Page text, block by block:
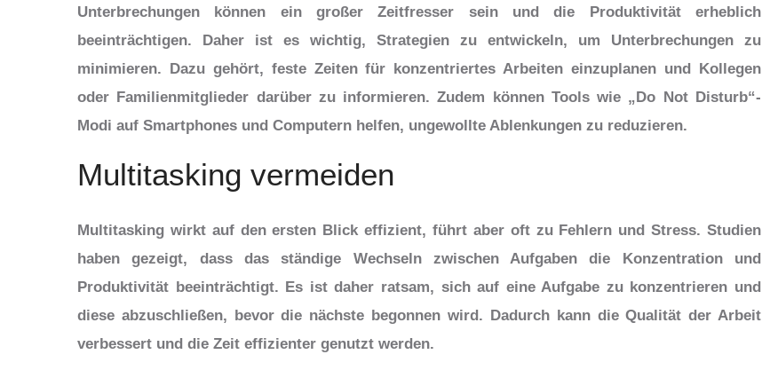
Unterbrechungen können ein großer Zeitfresser sein und die Produktivität erheblich
beeinträchtigen. Daher ist es wichtig, Strategien zu entwickeln, um Unterbrechungen zu
minimieren. Dazu gehört, feste Zeiten für konzentriertes Arbeiten einzuplanen und Kollegen
oder Familienmitglieder darüber zu informieren. Zudem können Tools wie „Do Not Disturb“-
Modi auf Smartphones und Computern helfen, ungewollte Ablenkungen zu reduzieren.
Multitasking vermeiden
Multitasking wirkt auf den ersten Blick effizient, führt aber oft zu Fehlern und Stress. Studien
haben gezeigt, dass das ständige Wechseln zwischen Aufgaben die Konzentration und
Produktivität beeinträchtigt. Es ist daher ratsam, sich auf eine Aufgabe zu konzentrieren und
diese abzuschließen, bevor die nächste begonnen wird. Dadurch kann die Qualität der Arbeit
verbessert und die Zeit effizienter genutzt werden.